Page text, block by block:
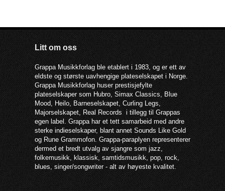
Litt om oss
Grappa Musikkforlag ble etablert i 1983, og er ett av
eldste og største uavhengige plateselskapet i Norge.
Grappa Musikkforlag huser prestisjefylte
plateselskaper som Hubro, Simax Classics, Blue
Mood, Heilo, Barneselskapet, Curling Legs,
Majorselskapet, Real Records i tillegg til Grappas
egen label. Grappa har et tett samarbeid med andre
sterke indieselskaper, blant annet Sounds Like Gold
og Rune Grammofon. Grappa-paraplyen representerer
dermed et bredt utvalg av sjangre som jazz,
folkemusikk, klassisk, samtidsmusikk, pop, rock,
blues, singer/songwriter - alt av høyeste kvalitet.